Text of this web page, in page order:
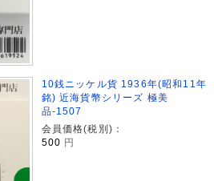
10銭ニッケル貨 1936年(昭和11年
銘) 近海貨幣シリーズ 極美
品-1507
会員価格(税別)：
500 円